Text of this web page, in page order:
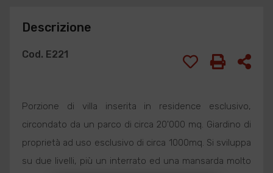
Descrizione
Cod. E221
Porzione di villa inserita in residence esclusivo,
circondato da un parco di circa 20'000 mq. Giardino di
proprietà ad uso esclusivo di circa 1000mq. Si sviluppa
su due livelli, più un interrato ed una mansarda molto